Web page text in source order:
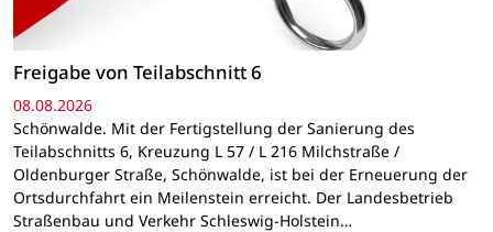
Freigabe von Teilabschnitt 6
08.08.2026
Schönwalde. Mit der Fertigstellung der Sanierung des
Teilabschnitts 6, Kreuzung L 57 / L 216 Milchstraße /
Oldenburger Straße, Schönwalde, ist bei der Erneuerung der
Ortsdurchfahrt ein Meilenstein erreicht. Der Landesbetrieb
Straßenbau und Verkehr Schleswig-Holstein…